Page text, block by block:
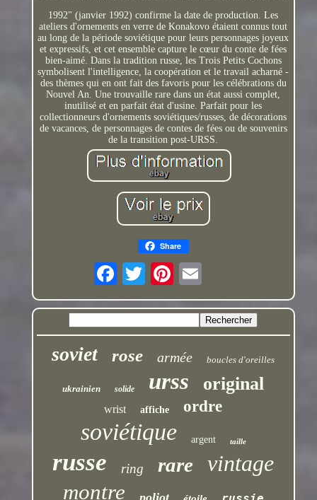
1992" (janvier 1992) confirme la date de production. Les
ateliers d'ornements en verre de Konakovo étaient connus tout
au long de la période soviétique pour leurs personnages joyeux
et expressifs, et cet ensemble capture le cœur du conte de fées
bien-aimé. Dans la tradition russe, les Trois Petits Cochons
symbolisent l'intelligence, la coopération et le travail acharné -
des thèmes qui en ont fait des favoris pour les célébrations du
Nouvel An. Une trouvaille rare dans un état aussi complet,
inutilisé et en parfait état d'usine. Parfait pour les
collectionneurs d'ornements soviétiques/russes, de décorations
de vacances, de personnages de contes de fées ou de souvenirs
de la transition post-URSS.
Share
soviet rose armée boucles d'oreilles
ukrainien solide urss original
wrist affiche ordre
soviétique argent taille
russe ring rare vintage
montre poljot